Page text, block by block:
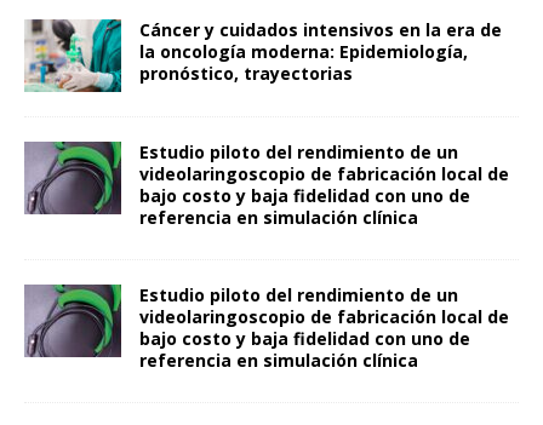
Cáncer y cuidados intensivos en la era de
la oncología moderna: Epidemiología,
pronóstico, trayectorias
Estudio piloto del rendimiento de un
videolaringoscopio de fabricación local de
bajo costo y baja fidelidad con uno de
referencia en simulación clínica
Estudio piloto del rendimiento de un
videolaringoscopio de fabricación local de
bajo costo y baja fidelidad con uno de
referencia en simulación clínica